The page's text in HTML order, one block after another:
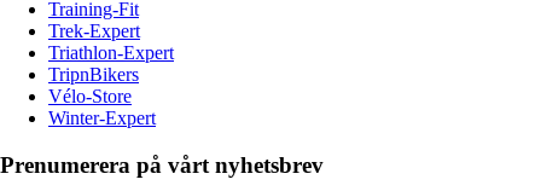
Training-Fit
Trek-Expert
Triathlon-Expert
TripnBikers
Vélo-Store
Winter-Expert
Prenumerera på vårt nyhetsbrev